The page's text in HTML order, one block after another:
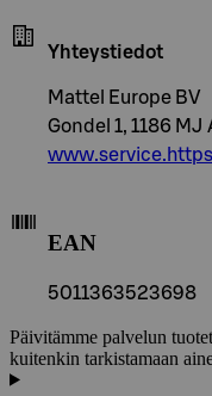
Yhteystiedot
Mattel Europe BV
Gondel 1, 1186
EAN
5011363523698
Päivitämme palvelun
kuitenkin tarkistamaan